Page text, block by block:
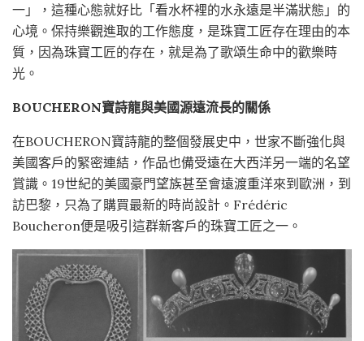
一」，這種心態就好比「看水杯裡的水永遠是半滿狀態」的
心境。保持樂觀進取的工作態度，是珠寶工匠存在理由的本
質，因為珠寶工匠的存在，就是為了歌頌生命中的歡樂時
光。
BOUCHERON寶詩龍與美國源遠流長的關係
在BOUCHERON寶詩龍的整個發展史中，世家不斷強化與
美國客戶的緊密連結，作品也備受遠在大西洋另一端的名望
賞識。19世紀的美國豪門望族甚至會遠渡重洋來到歐洲，到
訪巴黎，只為了購買最新的時尚設計。Frédéric
Boucheron便是吸引這群新客戶的珠寶工匠之一。